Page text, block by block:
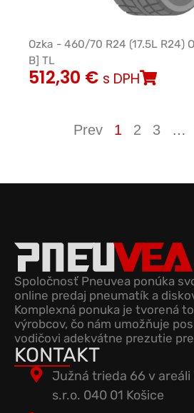
Ozka - 460/70 R24 (17.5L R24)
B] TL
512,30 € s DPH
Prev 1 2 3 …
Spoločnosť Pneuvea ponúka
online predaj pneumatík a
Komplexná ponuka je tvorená
výrobcov, čo nám umožňuje
vodičovi adekvátne prezutie
KONTAKT
Južná trieda 66 v areáli
s.r.o. 040 01 Košice